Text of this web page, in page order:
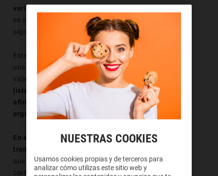
verificación blanca sobre un fondo verde.
es simple, pero su significado es inmediato y universal:
algo está correcto, aprobado o finalizado con éxito.
Este símbolo se utiliza con frecuencia para indicar que
una tarea se ha completado, que una acción ha sido
validada o que todo está en orden.
Es muy habitual en
listas de tareas, confirmaciones, respuestas
afirmativas o mensajes relacionados con la
organización y la productividad.
En el entorno digital, el tick verde también transmite
tranquilidad y seguridad,
que no hay errores y de que el proceso ha concluido
correctamente.
NUESTRAS COOKIES
Usamos cookies propias y de terceros para
analizar cómo utilizas este sitio web y